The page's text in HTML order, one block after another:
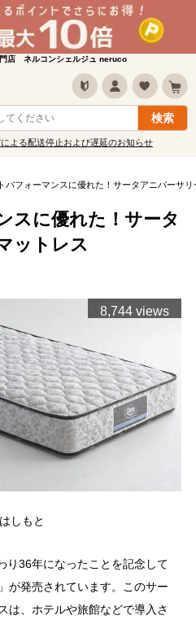
店 ネルコンシェルジュ neruco
よる配送停止および遅延のお知らせ
パフォーマンスに優れた！サータアニバーサ
スに優れた！サータ
ットレス
8,744 views
はしもと
り36年になったことを記念して
が発売されています。このサー
は、ホテルや旅館などで導入さ